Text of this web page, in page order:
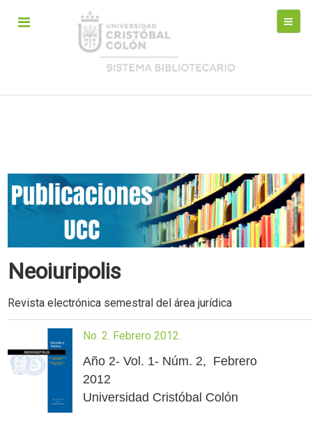
Neoiuripolis
Revista electrónica semestral del área jurídica
No. 2. Febrero 2012.
Año 2- Vol. 1- Núm. 2, Febrero
2012
Universidad Cristóbal Colón